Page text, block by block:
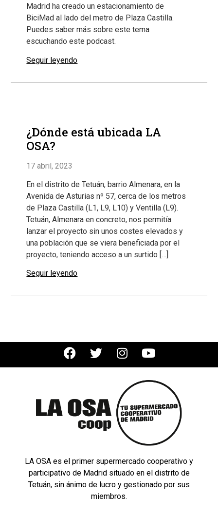
Madrid ha creado un estacionamiento de
BiciMad al lado del metro de Plaza Castilla.
Puedes saber más sobre este tema
escuchando este podcast.
Seguir leyendo
¿Dónde está ubicada LA
OSA?
17 abril, 2023
En el distrito de Tetuán, barrio Almenara, en la
Avenida de Asturias nº 57, cerca de los metros
de Plaza Castilla (L1, L9, L10) y Ventilla (L9).
Tetuán, Almenara en concreto, nos permitía
lanzar el proyecto sin unos costes elevados y
una población que se viera beneficiada por el
proyecto, teniendo acceso a un surtido […]
Seguir leyendo
LA OSA es el primer supermercado cooperativo y
participativo de Madrid situado en el distrito de
Tetuán, sin ánimo de lucro y gestionado por sus
miembros.